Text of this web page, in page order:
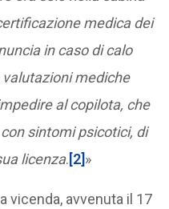
medica dei
in caso di calo
mediche
al copilota, che
sintomi psicotici, di
licenza.[2]»
vicenda, avvenuta il 17